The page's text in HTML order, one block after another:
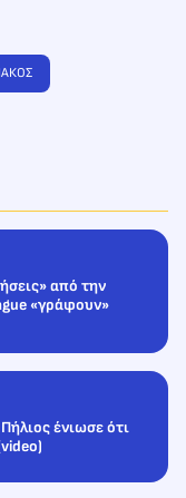
από την
«γράφουν»
ένιωσε ότι